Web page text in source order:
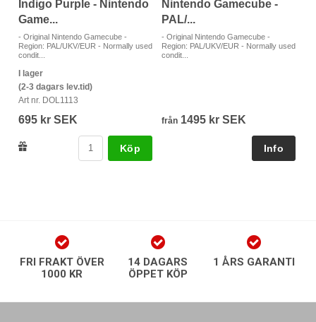
Indigo Purple - Nintendo
Game...
- Original Nintendo Gamecube -
Region: PAL/UKV/EUR - Normally used
condit...
I lager
(2-3 dagars lev.tid)
Art nr. DOL1113
695 kr SEK
Köp
Nintendo Gamecube -
PAL/...
- Original Nintendo Gamecube -
Region: PAL/UKV/EUR - Normally used
condit...
från 1495 kr SEK
FRI FRAKT ÖVER
1000 KR
14 DAGARS
ÖPPET KÖP
1 ÅRS GARANTI